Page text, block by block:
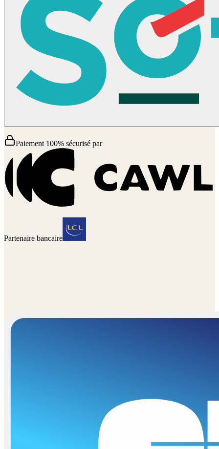
Paiement 100% sécurisé par
Partenaire bancaire